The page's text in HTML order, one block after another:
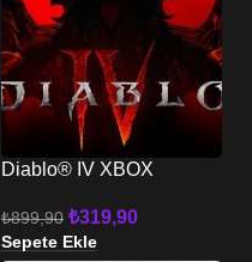
Diablo® IV XBOX
₺899,90 ₺319,90
Sepete Ekle